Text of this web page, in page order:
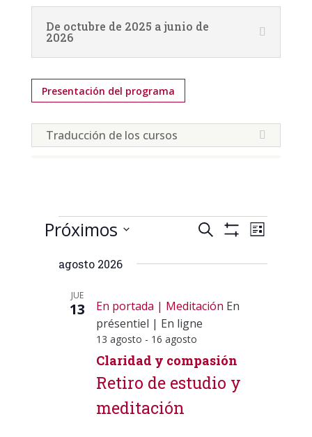
De octubre de 2025 a junio de
2026
Presentación del programa
Traducción de los cursos
Calendrier Navegación
búsqueda
vistas
de
Calendrier
Buscar
de
Lista
Próximos
agosto 2026
JUE
13 En portada Meditación En
présentiel | En ligne
13 agosto - 16 agosto
Claridad y compasión
Retiro de estudio y
meditación